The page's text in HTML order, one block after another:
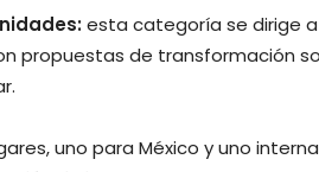
esta categoría se dirige
propuestas de transformación
uno para México y uno